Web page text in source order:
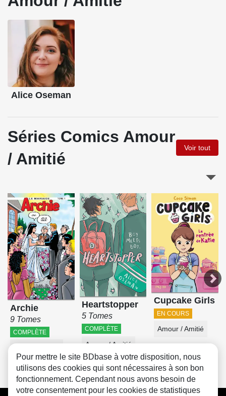
Alice Oseman
Séries Comics Amour
/ Amitié
Voir tout
Archie
9 Tomes
COMPLÈTE
Heartstopper
5 Tomes
COMPLÈTE
Amour / Amitié
Cupcake Girls
EN COURS
Amour / Amitié
Pour mettre le site BDbase à votre disposition, nous
utilisons des cookies qui sont nécessaires à son bon
fonctionnement. Cependant nous avons besoin de
votre consentement pour les cookies de statistiques